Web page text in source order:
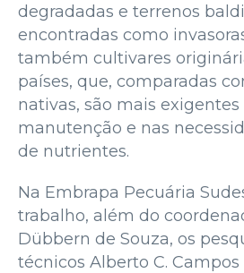
degradadas e terrenos
encontradas como
também cultivares
países, que, comparadas
nativas, são mais
manutenção e nas
de nutrientes.
Na Embrapa Pecuária
trabalho, além do
Dübbern de Souza, os
técnicos Alberto C.